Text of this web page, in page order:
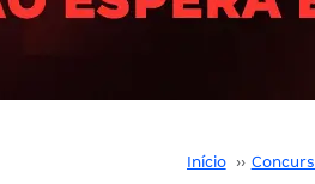
Início ››